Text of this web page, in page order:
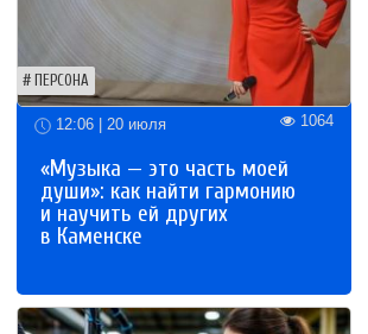
ПЕРСОНА
12:06 | 20 июля 1064
«Музыка — это часть моей
души»: как найти гармонию
и научить ей других
в Каменске